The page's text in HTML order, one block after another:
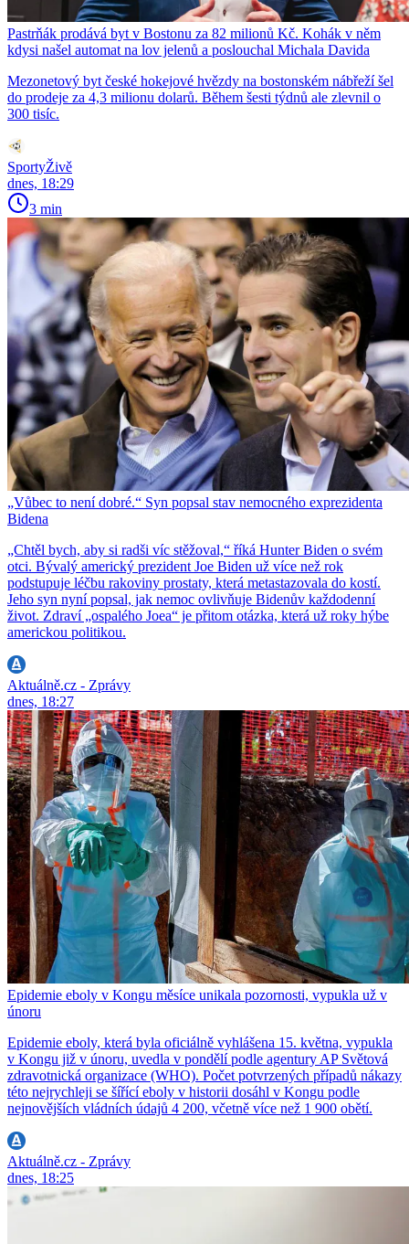
Pastrňák prodává byt v Bostonu za 82 milionů Kč. Kohák v něm
kdysi našel automat na lov jelenů a poslouchal Michala Davida
Mezonetový byt české hokejové hvězdy na bostonském nábřeží šel
do prodeje za 4,3 milionu dolarů. Během šesti týdnů ale zlevnil o
300 tisíc.
SportyŽivě
dnes, 18:29
3 min
„Vůbec to není dobré.“ Syn popsal stav nemocného exprezidenta
Bidena
„Chtěl bych, aby si radši víc stěžoval,“ říká Hunter Biden o svém
otci. Bývalý americký prezident Joe Biden už více než rok
podstupuje léčbu rakoviny prostaty, která metastazovala do kostí.
Jeho syn nyní popsal, jak nemoc ovlivňuje Bidenův každodenní
život. Zdraví „ospalého Joea“ je přitom otázka, která už roky hýbe
americkou politikou.
Aktuálně.cz - Zprávy
dnes, 18:27
Epidemie eboly v Kongu měsíce unikala pozornosti, vypukla už v
únoru
Epidemie eboly, která byla oficiálně vyhlášena 15. května, vypukla
v Kongu již v únoru, uvedla v pondělí podle agentury AP Světová
zdravotnická organizace (WHO). Počet potvrzených případů nákazy
této nejrychleji se šířící eboly v historii dosáhl v Kongu podle
nejnovějších vládních údajů 4 200, včetně více než 1 900 obětí.
Aktuálně.cz - Zprávy
dnes, 18:25